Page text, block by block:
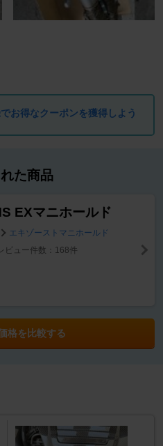
お得なクーポンを獲得しよう
た商品
EXマニホールド
エキゾーストマニホールド
ビュー件数：168件
格を比較する